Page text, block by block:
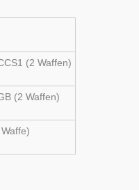
(2 Waffen)
(2 Waffen)
Waffe)